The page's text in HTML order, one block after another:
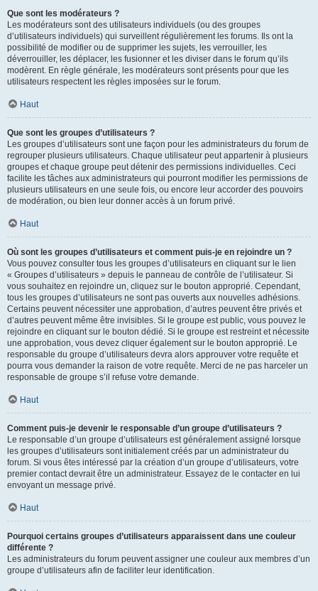
Que sont les modérateurs ?
Les modérateurs sont des utilisateurs individuels (ou des groupes
d’utilisateurs individuels) qui surveillent régulièrement les forums. Ils ont la
possibilité de modifier ou de supprimer les sujets, les verrouiller, les
déverrouiller, les déplacer, les fusionner et les diviser dans le forum qu’ils
modèrent. En règle générale, les modérateurs sont présents pour que les
utilisateurs respectent les règles imposées sur le forum.
Haut
Que sont les groupes d’utilisateurs ?
Les groupes d’utilisateurs sont une façon pour les administrateurs du forum de
regrouper plusieurs utilisateurs. Chaque utilisateur peut appartenir à plusieurs
groupes et chaque groupe peut détenir des permissions individuelles. Ceci
facilite les tâches aux administrateurs qui pourront modifier les permissions de
plusieurs utilisateurs en une seule fois, ou encore leur accorder des pouvoirs
de modération, ou bien leur donner accès à un forum privé.
Haut
Où sont les groupes d’utilisateurs et comment puis-je en rejoindre un ?
Vous pouvez consulter tous les groupes d’utilisateurs en cliquant sur le lien
« Groupes d’utilisateurs » depuis le panneau de contrôle de l’utilisateur. Si
vous souhaitez en rejoindre un, cliquez sur le bouton approprié. Cependant,
tous les groupes d’utilisateurs ne sont pas ouverts aux nouvelles adhésions.
Certains peuvent nécessiter une approbation, d’autres peuvent être privés et
d’autres peuvent même être invisibles. Si le groupe est public, vous pouvez le
rejoindre en cliquant sur le bouton dédié. Si le groupe est restreint et nécessite
une approbation, vous devez cliquer également sur le bouton approprié. Le
responsable du groupe d’utilisateurs devra alors approuver votre requête et
pourra vous demander la raison de votre requête. Merci de ne pas harceler un
responsable de groupe s’il refuse votre demande.
Haut
Comment puis-je devenir le responsable d’un groupe d’utilisateurs ?
Le responsable d’un groupe d’utilisateurs est généralement assigné lorsque
les groupes d’utilisateurs sont initialement créés par un administrateur du
forum. Si vous êtes intéressé par la création d’un groupe d’utilisateurs, votre
premier contact devrait être un administrateur. Essayez de le contacter en lui
envoyant un message privé.
Haut
Pourquoi certains groupes d’utilisateurs apparaissent dans une couleur
différente ?
Les administrateurs du forum peuvent assigner une couleur aux membres d’un
groupe d’utilisateurs afin de faciliter leur identification.